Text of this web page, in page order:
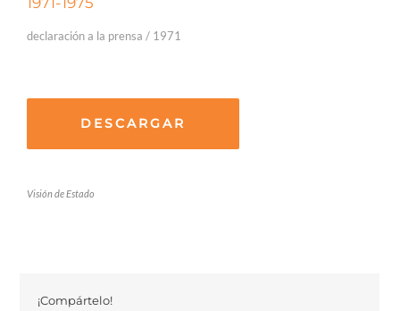
declaración a la prensa / 1971
DESCARGAR
Visión de Estado
¡Compártelo!